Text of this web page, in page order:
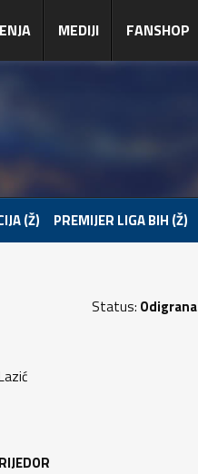
MEDIJI FANSHOP
(Ž) PREMIJER LIGA BIH (Ž)
Status: Odigrana